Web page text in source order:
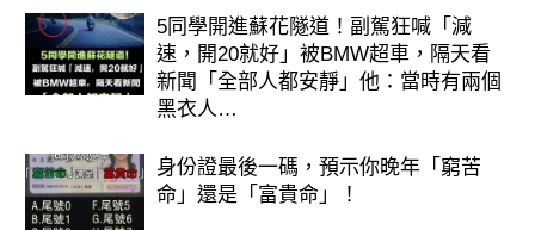
5同學開進蘇花隧道！副駕狂喊「減
速，開20就好」被BMW超車，隔天看
新聞「全部人都安靜」他：當時有兩個
黑衣人…
身份證最後一碼，預示你晚年「窮苦
命」還是「富貴命」！